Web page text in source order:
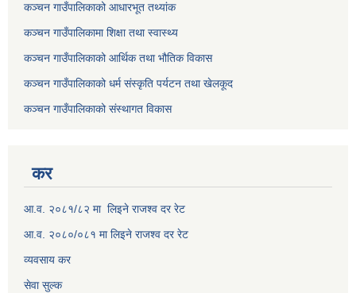
कञ्चन गाउँपालिकाको आधारभूत तथ्यांक
कञ्चन गाउँपालिकामा शिक्षा तथा स्वास्थ्य
कञ्चन गाउँपालिकाको आर्थिक तथा भौतिक विकास
कञ्चन गाउँपालिकाको धर्म संस्कृति पर्यटन तथा खेलकूद
कञ्चन गाउँपालिकाको संस्थागत विकास
कर
आ.व. २०८१/८२ मा लिइने राजश्व दर रेट
आ.व. २०८०/०८१ मा लिइने राजश्व दर रेट
व्यवसाय कर
सेवा सुल्क